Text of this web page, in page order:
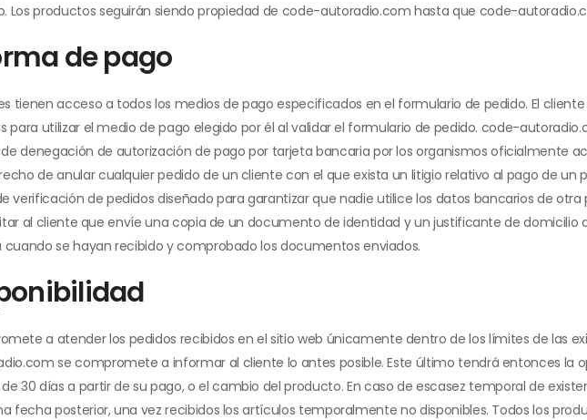
Los productos seguirán siendo propiedad de code-autoradio.com hasta que code-
de pago
tienen acceso a todos los medios de pago especificados en el formulario de pedido. El
para utilizar el medio de pago elegido por él al validar el formulario de pedido. code-
denegación de autorización de pago por tarjeta bancaria por los organismos oficialmente
de anular cualquier pedido de un cliente con el que exista un litigio relativo al pago de
verificación de pedidos diseñado para garantizar que nadie utilice los datos bancarios de
al cliente que envíe una copia de un documento de identidad y un justificante de
cuando se hayan recibido y comprobado los documentos enviados.
a atender los pedidos recibidos en el sitio web únicamente dentro de los límites de las
se compromete a informar al cliente lo antes posible. Este último tendrá entonces la
30 días a partir de su pago, o el cambio del producto. En caso de escasez temporal de
fecha posterior, una vez recibidos los artículos temporalmente no disponibles. Todos los